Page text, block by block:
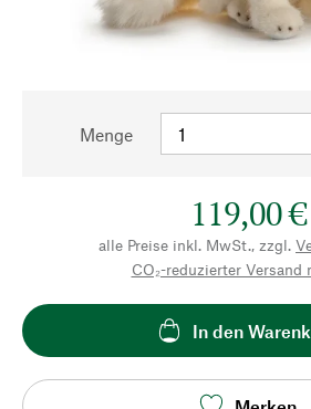
Menge
119,00 €
alle Preise inkl. MwSt., zzgl.
CO₂-reduzierter Versand
In den